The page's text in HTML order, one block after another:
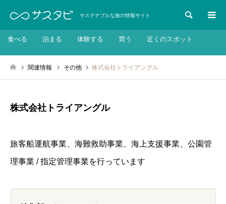
サステナブルな旅の情報サイト 検索
食べる 泊まる 体験する 買う 近くのスポット
関連情報 その他 株式会社トライアングル
株式会社トライアングル
旅客船運航事業、海難救助事業、海上支援事業、公園管
理事業 / 指定管理事業を行っています